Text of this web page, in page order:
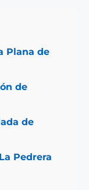
Plana de
de
de
Pedrera